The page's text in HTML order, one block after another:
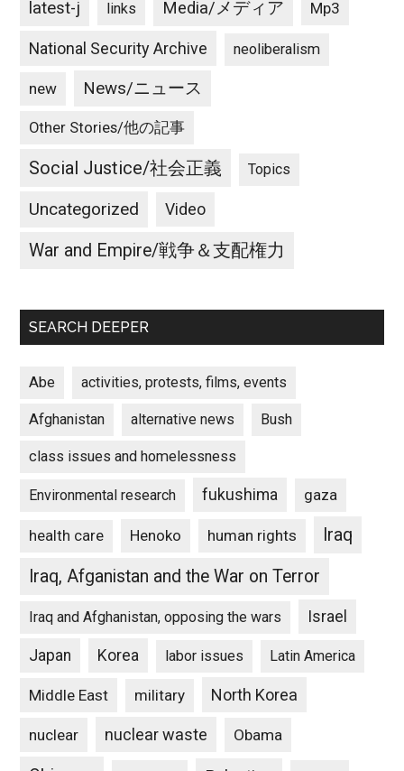
latest-j links Media/メディア Mp3
National Security Archive neoliberalism
new News/ニュース
Other Stories/他の記事
Social Justice/社会正義 Topics
Uncategorized Video
War and Empire/戦争＆支配権力
SEARCH DEEPER
Abe activities, protests, films, events
Afghanistan alternative news Bush
class issues and homelessness
Environmental research fukushima gaza
health care Henoko human rights
Iraq
Iraq, Afganistan and the War on Terror
Iraq and Afghanistan, opposing the wars Israel
Japan Korea labor issues Latin America
Middle East military North Korea
nuclear nuclear waste Obama